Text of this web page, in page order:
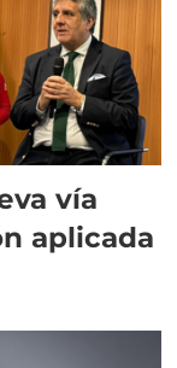
vía
aplicada